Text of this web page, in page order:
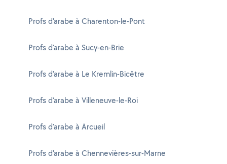
Profs d'arabe à Charenton-le-Pont
Profs d'arabe à Sucy-en-Brie
Profs d'arabe à Le Kremlin-Bicêtre
Profs d'arabe à Villeneuve-le-Roi
Profs d'arabe à Arcueil
Profs d'arabe à Chennevières-sur-Marne